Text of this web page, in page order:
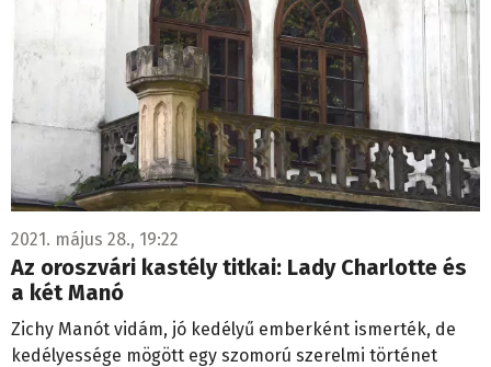
2021. május 28., 19:22
Az oroszvári kastély titkai: Lady Charlotte és
a két Manó
Zichy Manót vidám, jó kedélyű emberként ismerték, de
kedélyessége mögött egy szomorú szerelmi történet